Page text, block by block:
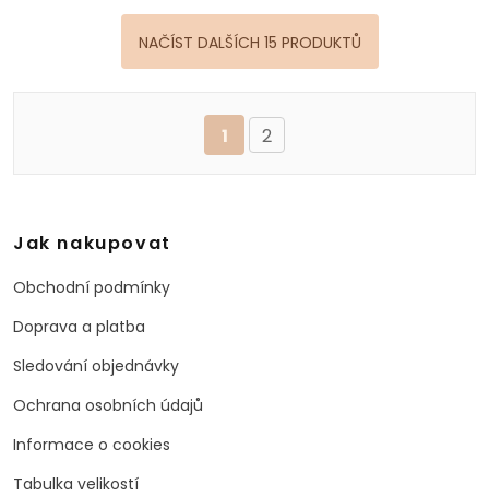
NAČÍST DALŠÍCH 15 PRODUKTŮ
1 2
Jak nakupovat
Obchodní podmínky
Doprava a platba
Sledování objednávky
Ochrana osobních údajů
Informace o cookies
Tabulka velikostí